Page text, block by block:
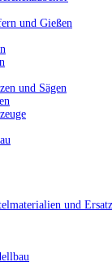
und Gießen
und Sägen
und